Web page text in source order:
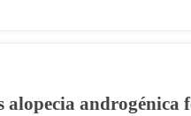
alopecia